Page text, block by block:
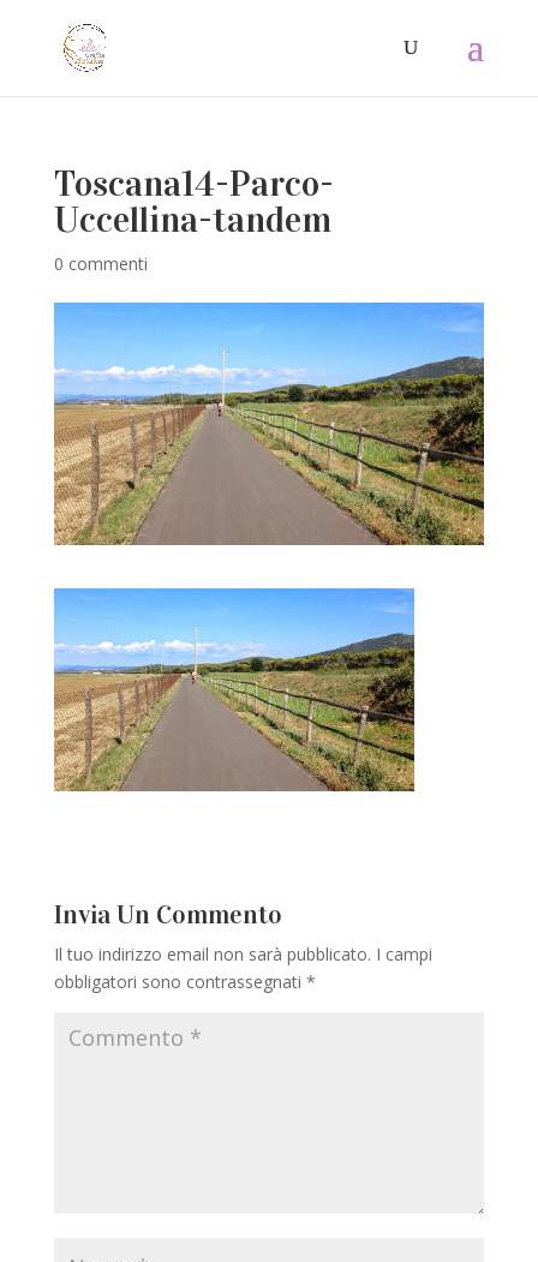
Toscana14-Parco-
Uccellina-tandem
0 commenti
Invia Un Commento
Il tuo indirizzo email non sarà pubblicato. I campi
obbligatori sono contrassegnati *